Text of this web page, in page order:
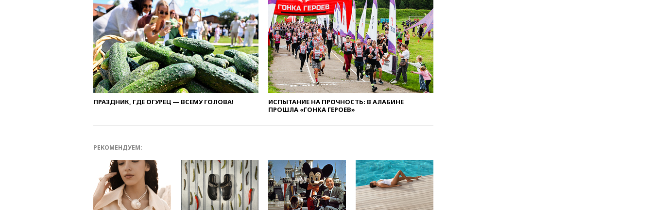
абсолютными чемпионами на
олимпиаде по ИИ
18:39Два человека погибли в
результате удара ВСУ по
многоэтажке в Керчи
18:25Беспилотник атаковал
турецкий сухогруз у
побережья Новороссийска
18:18Товарооборот Китая и
России вырос в этом году
более чем на четверть
17:55Мужчина получил
17:48
Bloomberg:
авиакомпании США обязали
проверить самолеты Boeing на
наличие трещин
17:35
В Казани пятилетний
ребенок погиб при падении из
ПРАЗДНИК, ГДЕ ОГУРЕЦ — ВСЕМУ ГОЛОВА!
ИСПЫТАНИЕ НА ПРОЧНОСТЬ: В АЛАБИНЕ
ПРОШЛА «ГОНКА ГЕРОЕВ»
РЕКОМЕНДУЕМ: